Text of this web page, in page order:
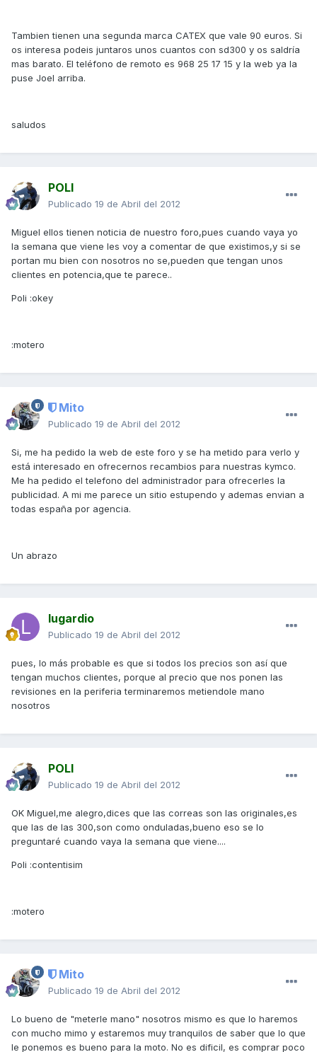
Tambien tienen una segunda marca CATEX que vale 90 euros. Si
os interesa podeis juntaros unos cuantos con sd300 y os saldría
mas barato. El teléfono de remoto es 968 25 17 15 y la web ya la
puse Joel arriba.
saludos
POLI
Publicado 19 de Abril del 2012
Miguel ellos tienen noticia de nuestro foro,pues cuando vaya yo
la semana que viene les voy a comentar de que existimos,y si se
portan mu bien con nosotros no se,pueden que tengan unos
clientes en potencia,que te parece..
Poli :okey
:motero
Mito
Publicado 19 de Abril del 2012
Si, me ha pedido la web de este foro y se ha metido para verlo y
está interesado en ofrecernos recambios para nuestras kymco.
Me ha pedido el telefono del administrador para ofrecerles la
publicidad. A mi me parece un sitio estupendo y ademas envian a
todas españa por agencia.
Un abrazo
lugardio
Publicado 19 de Abril del 2012
pues, lo más probable es que si todos los precios son así que
tengan muchos clientes, porque al precio que nos ponen las
revisiones en la periferia terminaremos metiendole mano
nosotros
POLI
Publicado 19 de Abril del 2012
OK Miguel,me alegro,dices que las correas son las originales,es
que las de las 300,son como onduladas,bueno eso se lo
preguntaré cuando vaya la semana que viene....
Poli :contentisim
:motero
Mito
Publicado 19 de Abril del 2012
Lo bueno de "meterle mano" nosotros mismo es que lo haremos
con mucho mimo y estaremos muy tranquilos de saber que lo que
le ponemos es bueno para la moto. No es dificil, es comprar poco